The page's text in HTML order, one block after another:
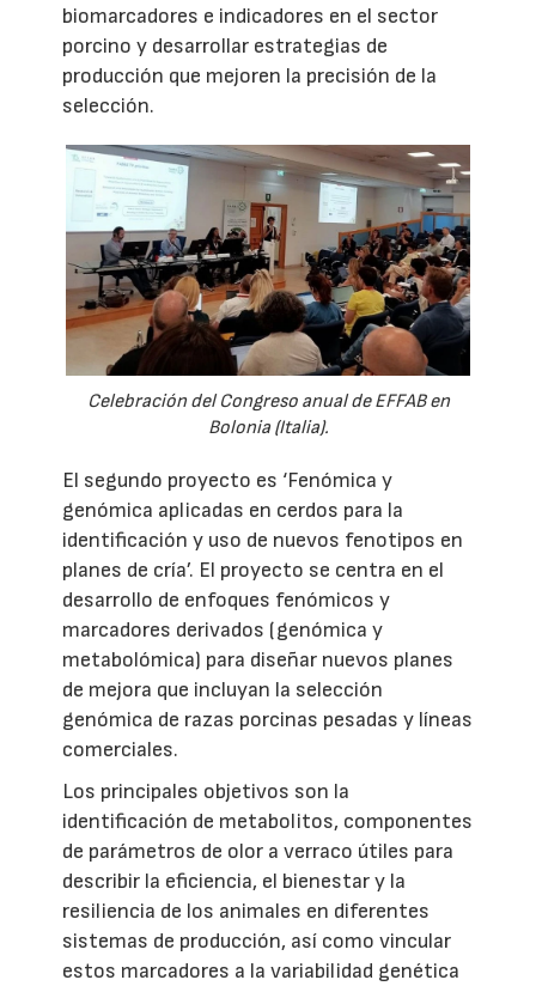
biomarcadores e indicadores en el sector
porcino y desarrollar estrategias de
producción que mejoren la precisión de la
selección.
Celebración del Congreso anual de EFFAB en
Bolonia (Italia).
El segundo proyecto es ‘Fenómica y
genómica aplicadas en cerdos para la
identificación y uso de nuevos fenotipos en
planes de cría’. El proyecto se centra en el
desarrollo de enfoques fenómicos y
marcadores derivados (genómica y
metabolómica) para diseñar nuevos planes
de mejora que incluyan la selección
genómica de razas porcinas pesadas y líneas
comerciales.
Los principales objetivos son la
identificación de metabolitos, componentes
de parámetros de olor a verraco útiles para
describir la eficiencia, el bienestar y la
resiliencia de los animales en diferentes
sistemas de producción, así como vincular
estos marcadores a la variabilidad genética